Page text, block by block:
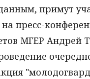
примут
на пресс-
МГЕР Андрей